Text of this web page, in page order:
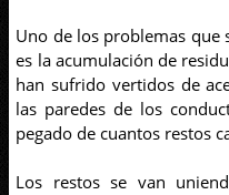
Uno de los problemas que
es la acumulación de
han sufrido vertidos de
las paredes de los
pegado de cuantos restos
Los restos se van